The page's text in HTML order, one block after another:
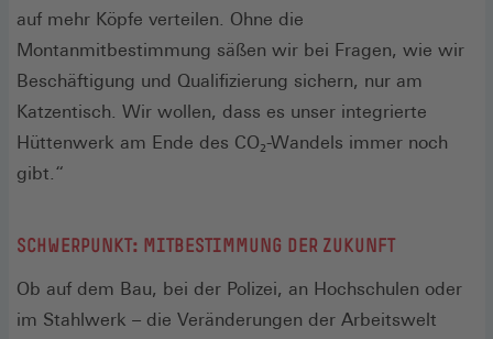
auf mehr Köpfe verteilen. Ohne die
Montanmitbestimmung säßen wir bei Fragen, wie wir
Beschäftigung und Qualifizierung sichern, nur am
Katzentisch. Wir wollen, dass es unser integrierte
Hüttenwerk am Ende des CO₂-Wandels immer noch
gibt.“
SCHWERPUNKT: MITBESTIMMUNG DER ZUKUNFT
Ob auf dem Bau, bei der Polizei, an Hochschulen oder
im Stahlwerk – die Veränderungen der Arbeitswelt